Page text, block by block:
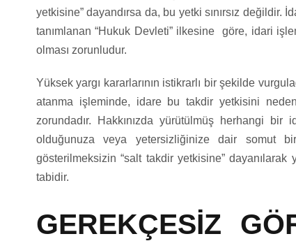
yetkisine” dayandırsa da, bu yetki sınırsız
tanımlanan “Hukuk Devleti” ilkesine göre, idari
olması zorunludur.
Yüksek yargı kararlarının istikrarlı bir şekilde
atanma işleminde, idare bu takdir yetkisini
zorundadır. Hakkınızda yürütülmüş herhangi
olduğunuza veya yetersizliğinize dair somut
gösterilmeksizin “salt takdir yetkisine”
tabidir.
GEREKÇESİZ